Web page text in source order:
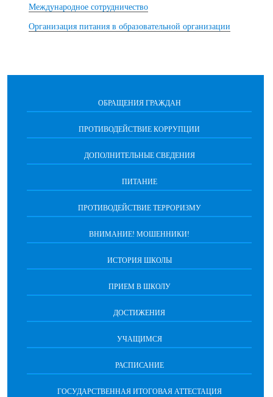
Международное сотрудничество
Организация питания в образовательной организации
ОБРАЩЕНИЯ ГРАЖДАН
ПРОТИВОДЕЙСТВИЕ КОРРУПЦИИ
ДОПОЛНИТЕЛЬНЫЕ СВЕДЕНИЯ
ПИТАНИЕ
ПРОТИВОДЕЙСТВИЕ ТЕРРОРИЗМУ
ВНИМАНИЕ! МОШЕННИКИ!
ИСТОРИЯ ШКОЛЫ
ПРИЕМ В ШКОЛУ
ДОСТИЖЕНИЯ
УЧАЩИМСЯ
РАСПИСАНИЕ
ГОСУДАРСТВЕННАЯ ИТОГОВАЯ АТТЕСТАЦИЯ